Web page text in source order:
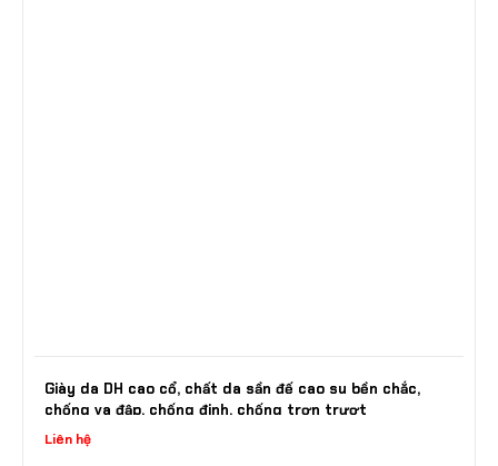
Giày da DH cao cổ, chất da sần đế cao su bền chắc,
chống va đập, chống đinh, chống trơn trượt
Liên hệ